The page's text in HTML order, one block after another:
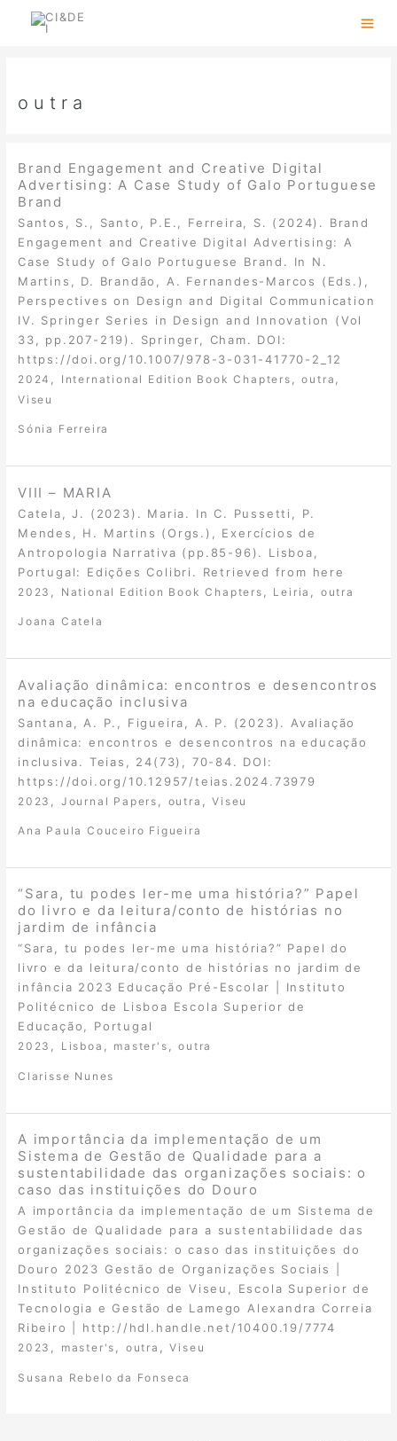
outra
Brand Engagement and Creative Digital
Advertising: A Case Study of Galo Portuguese
Brand
Santos, S., Santo, P.E., Ferreira, S. (2024). Brand
Engagement and Creative Digital Advertising: A
Case Study of Galo Portuguese Brand. In N.
Martins, D. Brandão, A. Fernandes-Marcos (Eds.),
Perspectives on Design and Digital Communication
IV. Springer Series in Design and Innovation (Vol
33, pp.207-219). Springer, Cham. DOI:
https://doi.org/10.1007/978-3-031-41770-2_12
2024 International Edition Book Chapters ,outra
Viseu
Sónia Ferreira
VIII – MARIA
Catela, J. (2023). Maria. In C. Pussetti, P.
Mendes, H. Martins (Orgs.), Exercícios de
Antropologia Narrativa (pp.85-96). Lisboa,
Portugal: Edições Colibri. Retrieved from here
2023 National Edition Book Chapters Leiria outra
Joana Catela
Avaliação dinâmica: encontros e desencontros
na educação inclusiva
Santana, A. P., Figueira, A. P. (2023). Avaliação
dinâmica: encontros e desencontros na educação
inclusiva. Teias, 24(73), 70-84. DOI:
https://doi.org/10.12957/teias.2024.73979
2023 Journal Papers outra ,Viseu
Ana Paula Couceiro Figueira
“Sara, tu podes ler-me uma história?” Papel
do livro e da leitura/conto de histórias no
jardim de infância
“Sara, tu podes ler-me uma história?” Papel do
livro e da leitura/conto de histórias no jardim de
infância 2023 Educação Pré-Escolar | Instituto
Politécnico de Lisboa Escola Superior de
Educação, Portugal
2023 , Lisboa , master's ,outra
Clarisse Nunes
A importância da implementação de um
Sistema de Gestão de Qualidade para a
sustentabilidade das organizações sociais: o
caso das instituições do Douro
A importância da implementação de um Sistema de
Gestão de Qualidade para a sustentabilidade das
organizações sociais: o caso das instituições do
Douro 2023 Gestão de Organizações Sociais |
Instituto Politécnico de Viseu, Escola Superior de
Tecnologia e Gestão de Lamego Alexandra Correia
Ribeiro | http://hdl.handle.net/10400.19/7774
2023 master's outra ,Viseu
Susana Rebelo da Fonseca